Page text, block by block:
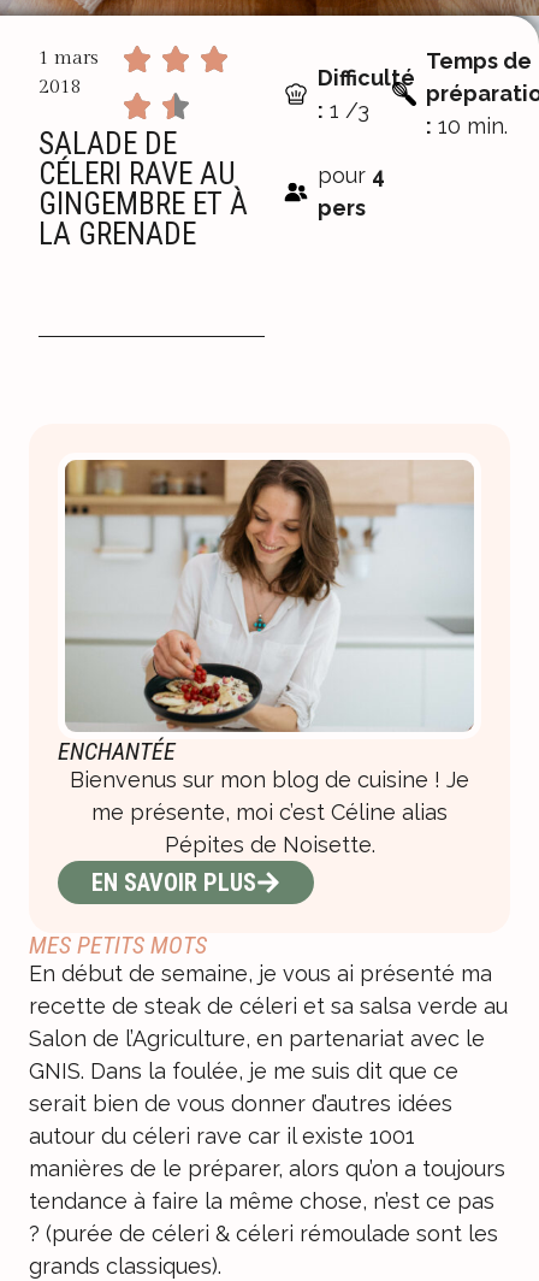
1 mars
2018
SALADE DE
CÉLERI RAVE AU
GINGEMBRE ET À
LA GRENADE
Difficulté
: 1 /3
Temps de
: 10 min.
pour 4
pers
MES PETITS MOTS
En début de semaine, je vous ai présenté ma
recette de steak de céleri et sa salsa verde au
Salon de l’Agriculture, en partenariat avec le
GNIS. Dans la foulée, je me suis dit que ce
serait bien de vous donner d’autres idées
autour du céleri rave car il existe 1001
manières de le préparer, alors qu’on a toujours
tendance à faire la même chose, n’est ce pas
? (purée de céleri & céleri rémoulade sont les
grands classiques).
ENCHANTÉE
Bienvenus sur mon blog de cuisine ! Je
me présente, moi c’est Céline alias
Pépites de Noisette.
EN SAVOIR PLUS